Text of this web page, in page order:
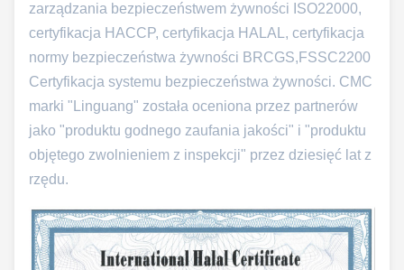
zarządzania bezpieczeństwem żywności ISO22000,
certyfikacja HACCP, certyfikacja HALAL, certyfikacja
normy bezpieczeństwa żywności BRCGS,FSSC2200
Certyfikacja systemu bezpieczeństwa żywności. CMC
marki "Linguang" została oceniona przez partnerów
jako "produktu godnego zaufania jakości" i "produktu
objętego zwolnieniem z inspekcji" przez dziesięć lat z
rzędu.